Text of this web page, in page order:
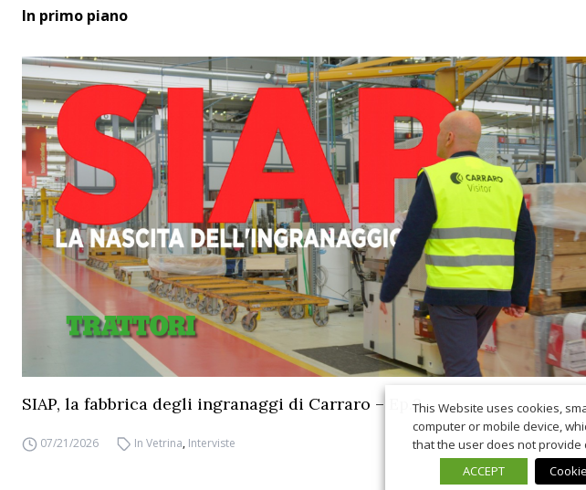
In primo piano
SIAP, la fabbrica degli ingranaggi di Carraro – Ep.2
07/21/2026 In Vetrina, Interviste
This Website uses cookies,
computer or mobile device,
that the user does not provide
ACCEPT